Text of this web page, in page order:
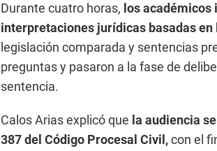
Durante cuatro horas, los
interpretaciones jurídicas basadas
legislación comparada y sentencias
preguntas y pasaron a la fase de
sentencia.
Calos Arias explicó que la audiencia
387 del Código Procesal Civil,con el